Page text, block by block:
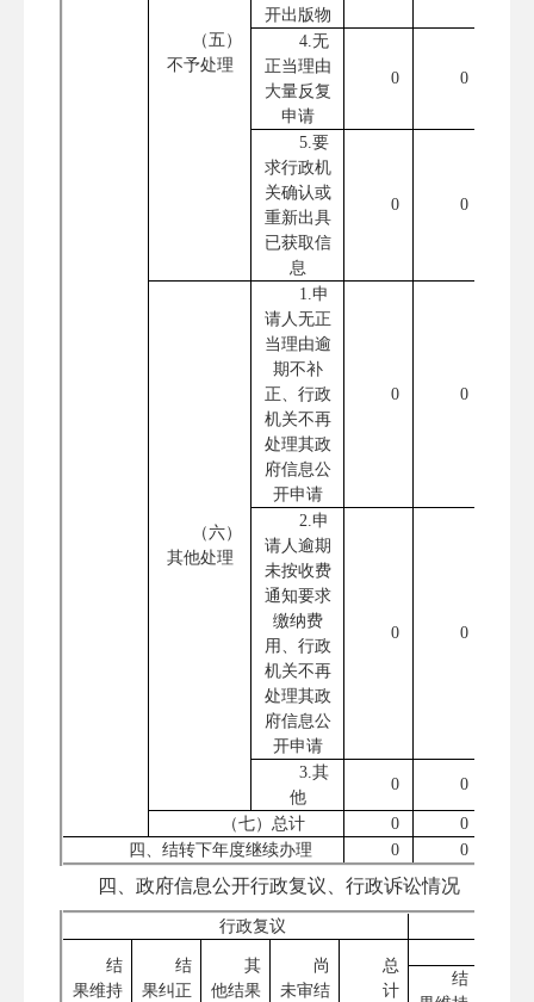
（五）
不予处理
开出版物
4.无
正当理由
大量反复
申请
0 0
5.要
求行政机
关确认或
重新出具
已获取信
息
0 0
（六）
其他处理
1.申
请人无正
当理由逾
期不补
正、行政
机关不再
处理其政
府信息公
开申请
0 0
2.申
请人逾期
未按收费
通知要求
缴纳费
用、行政
机关不再
处理其政
府信息公
开申请
0 0
3.其
他
0 0
（七）总计 0 0
四、结转下年度继续办理
0 0
四、政府信息公开行政复议、行政诉讼情况
行政复议
结
果维持
结
果纠正
其
他结果
尚
未审结
总
计
结